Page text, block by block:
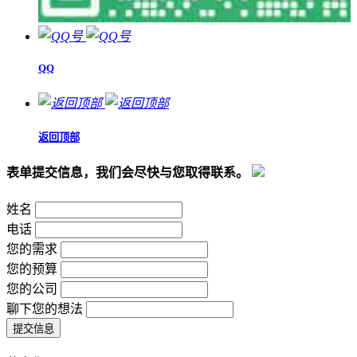
QQ
返回顶部
表单提交信息，我们会尽快与您取得联系。
姓名
电话
您的需求
您的预算
您的公司
聊下您的想法